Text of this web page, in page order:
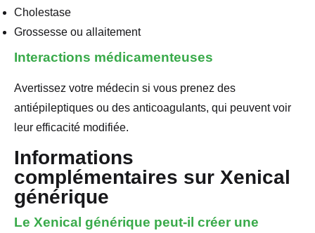
Cholestase
Grossesse ou allaitement
Interactions médicamenteuses
Avertissez votre médecin si vous prenez des
antiépileptiques ou des anticoagulants, qui peuvent voir
leur efficacité modifiée.
Informations
complémentaires sur Xenical
générique
Le Xenical générique peut-il créer une